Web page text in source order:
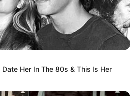
Her In The 80s & This Is Her